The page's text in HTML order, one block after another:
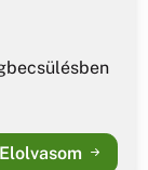
Elolvasom